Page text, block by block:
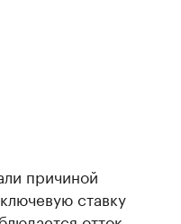
причиной
ставку